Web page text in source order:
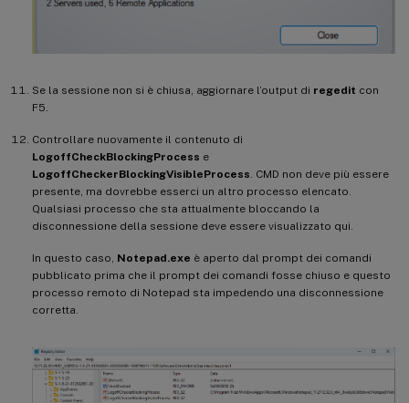
Se la sessione non si è chiusa, aggiornare l’output di regedit con
F5.
Controllare nuovamente il contenuto di
LogoffCheckBlockingProcess e
LogoffCheckerBlockingVisibleProcess . CMD non deve più essere
presente, ma dovrebbe esserci un altro processo elencato.
Qualsiasi processo che sta attualmente bloccando la
disconnessione della sessione deve essere visualizzato qui.
In questo caso, Notepad.exe è aperto dal prompt dei comandi
pubblicato prima che il prompt dei comandi fosse chiuso e questo
processo remoto di Notepad sta impedendo una disconnessione
corretta.